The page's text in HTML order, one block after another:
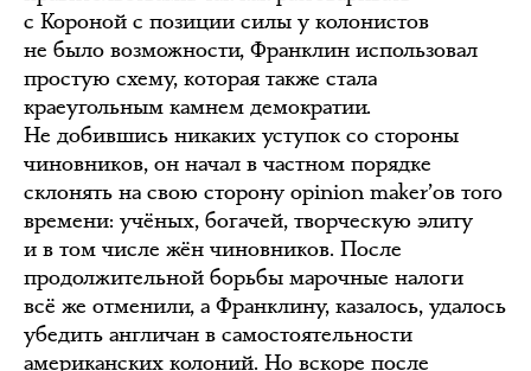
с Короной с позиции силы у колонистов
не было возможности, Франклин использовал
простую схему, которая также стала
краеугольным камнем демократии.
Не добившись никаких уступок со стороны
чиновников, он начал в частном порядке
склонять на свою сторону opinion maker’ов того
времени: учёных, богачей, творческую элиту
и в том числе жён чиновников. После
продолжительной борьбы марочные налоги
всё же отменили, а Франклину, казалось, удалось
убедить англичан в самостоятельности
американских колоний. Но вскоре после